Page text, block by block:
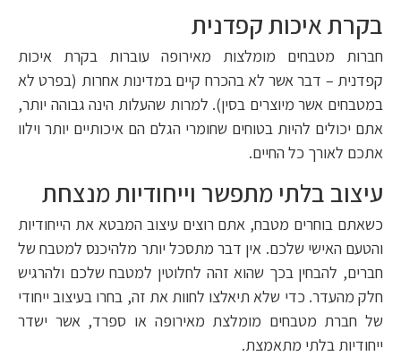
בקרת איכות קפדנית
חברות מטבחים מומלצות מאירופה עוברות בקרת איכות
קפדנית – דבר אשר לא בהכרח קיים במדינות אחרות (בפרט לא
במטבחים אשר מיוצרים בסין). למרות שהעלות הינה גבוהה יותר,
אתם יכולים להיות בטוחים שחומרי הגלם הם איכותיים יותר וילוו
אתכם לאורך כל החיים.
עיצוב בלתי מתפשר וייחודיות מנצחת
כשאתם בוחרים מטבח, אתם רוצים עיצוב המבטא את הייחודיות
והטעם האישי שלכם. אין דבר מתסכל יותר מלהיכנס למטבח של
חברים, להבחין בכך שהוא זהה לחלוטין למטבח שלכם ולהרגיש
חלק מהעדר. כדי שלא תיאלצו לחוות את זה, בחרו בעיצוב ייחודי
של חברת מטבחים מומלצת מאירופה או ספרד, אשר ישדר
ייחודיות בלתי מתאמצת.